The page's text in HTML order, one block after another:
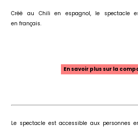
Créé au Chili en espagnol, le spectacle
en français.
En savoir plus sur la
Le spectacle est accessible aux personnes